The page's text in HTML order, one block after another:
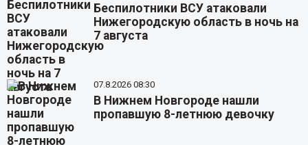
Беспилотники ВСУ атаковали
Нижегородскую область в ночь на
7 августа
07.8.2026 08:30
В Нижнем Новгороде нашли
пропавшую 8-летнюю девочку